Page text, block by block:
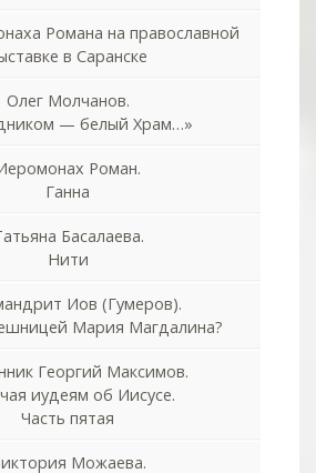
Романа на православной
в Саранске
Олег Молчанов.
— белый Храм…»
Роман.
Ганна
Басалаева.
Нити
Иов (Гумеров).
Мария Магдалина?
Георгий Максимов.
иудеям об Иисусе.
Часть пятая
Можаева.